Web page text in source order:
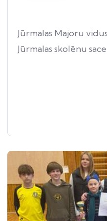
Jūrmalas Majoru
Jūrmalas skolēnu